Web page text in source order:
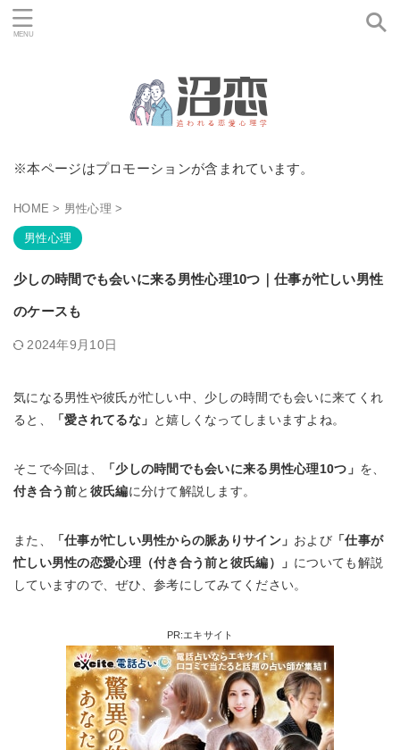
※本ページはプロモーションが含まれています。
HOME > 男性心理 >
男性心理
少しの時間でも会いに来る男性心理10つ｜仕事が忙しい男性
のケースも
2024年9月10日
気になる男性や彼氏が忙しい中、少しの時間でも会いに来てくれ
ると、
「愛されてるな」 と嬉しくなってしまいますよね。
そこで今回は、 「少しの時間でも会いに来る男性心理10つ」 を、
付き合う前と 彼氏編に分けて解説します。
また、 「仕事が忙しい男性からの脈ありサイン」 および 「仕事が
忙しい男性の恋愛心理（付き合う前と彼氏編）」 についても解説
していますので、ぜひ、参考にしてみてください。
PR:エキサイト